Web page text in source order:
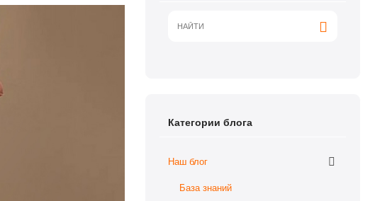
Категории блога
Наш блог
База знаний